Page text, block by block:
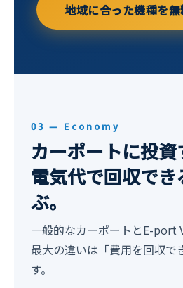
地域に合った機種を
03 — Economy
カーポートに投資
電気代で回収で
ぶ。
一般的なカーポートとE-port
最大の違いは「費用を回収で
す。